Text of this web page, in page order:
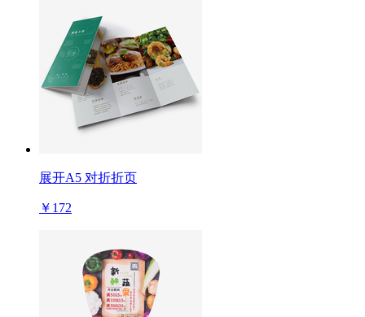
展开A5 对折折页
￥172